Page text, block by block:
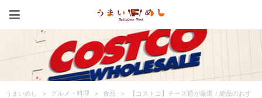
うまいめし > グルメ・料理 > 食品 >
【コストコ】チーズ通が厳選！絶品のおす